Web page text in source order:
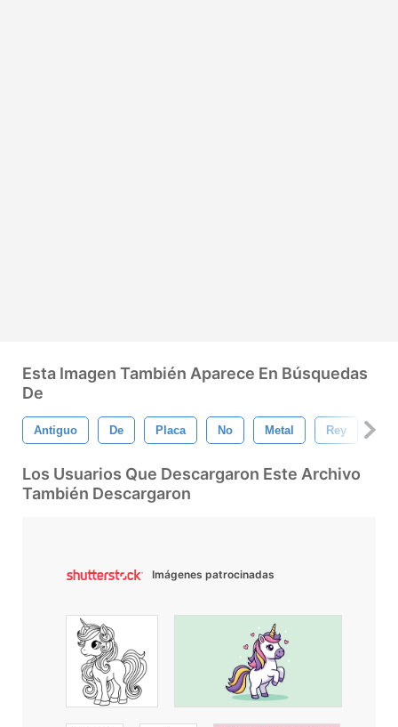
Esta Imagen También Aparece En Búsquedas
De
Antiguo De Placa No Metal Rey
Los Usuarios Que Descargaron Este Archivo
También Descargaron
Imágenes patrocinadas